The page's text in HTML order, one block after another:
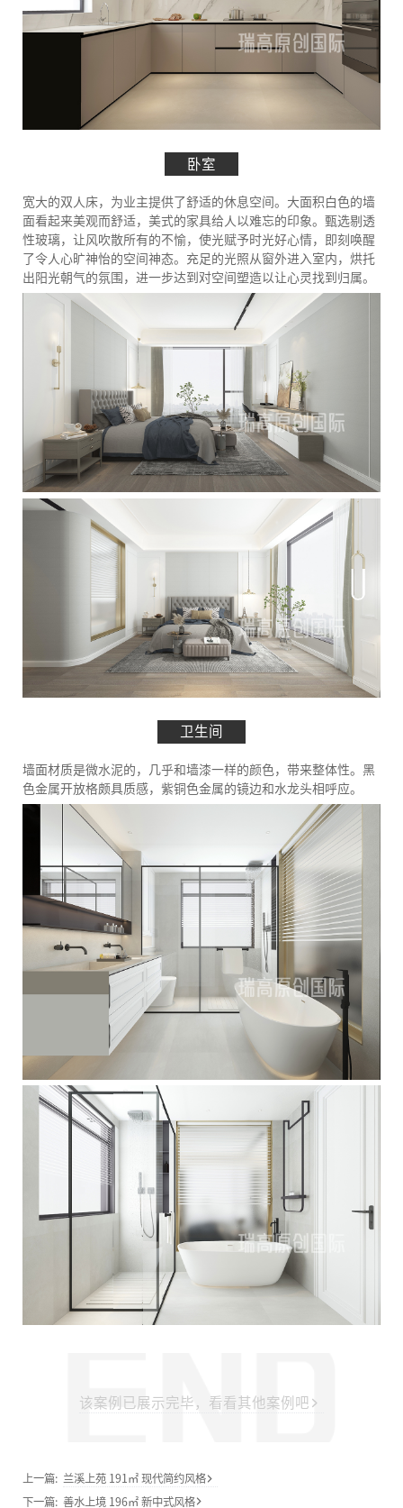
卧室
宽大的双人床，为业主提供了舒适的休息空间。大面积白色的墙
面看起来美观而舒适，美式的家具给人以难忘的印象。甄选剔透
性玻璃，让风吹散所有的不愉，使光赋予时光好心情，即刻唤醒
了令人心旷神怡的空间神态。充足的光照从窗外进入室内，烘托
出阳光朝气的氛围，进一步达到对空间塑造以让心灵找到归属。
卫生间
墙面材质是微水泥的，几乎和墙漆一样的颜色，带来整体性。黑
色金属开放格颇具质感，紫铜色金属的镜边和水龙头相呼应。
该案例已展示完毕，看看其他案例吧
上一篇: 兰溪上苑 191㎡ 现代简约风格
下一篇: 善水上境 196㎡ 新中式风格